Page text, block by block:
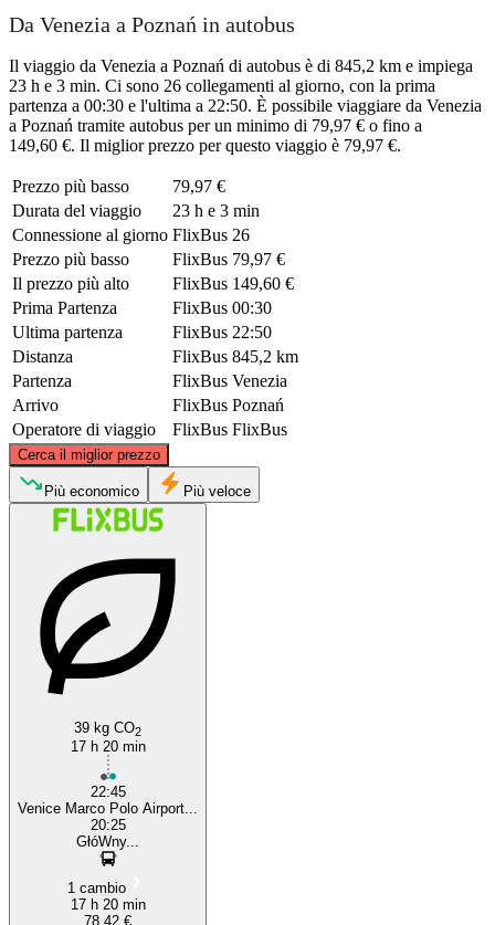
Da Venezia a Poznań in autobus
Il viaggio da Venezia a Poznań di autobus è di 845,2 km e impiega
23 h e 3 min. Ci sono 26 collegamenti al giorno, con la prima
partenza a 00:30 e l'ultima a 22:50. È possibile viaggiare da Venezia
a Poznań tramite autobus per un minimo di 79,97 € o fino a
149,60 €. Il miglior prezzo per questo viaggio è 79,97 €.
Prezzo più basso
79,97 €
Durata del viaggio
23 h e 3 min
Connessione al giorno FlixBus 26
Prezzo più basso
FlixBus 79,97 €
Il prezzo più alto
FlixBus 149,60 €
Prima Partenza
FlixBus 00:30
Ultima partenza
FlixBus 22:50
Distanza
FlixBus 845,2 km
Partenza
FlixBus Venezia
Arrivo
FlixBus Poznań
Operatore di viaggio
FlixBus FlixBus
Cerca il miglior prezzo
©CARTO
Più economico Più veloce
39 kg CO2
17 h 20 min
22:45
Venice Marco Polo Airport...
20:25
GłóWny...
1 cambio
17 h 20 min
78,42 €